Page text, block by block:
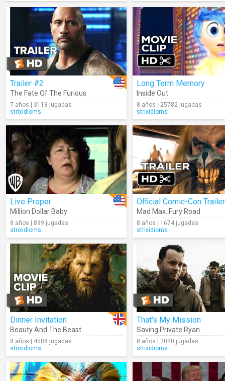
Trailer #2
The Fate Of The Furious
7 años | 3118 jugadas
strixidioms
Long Term Memory
Inside Out
8 años | 25782 jugadas
strixidioms
Live Proper
Million Dollar Baby
8 años | 899 jugadas
strixidioms
Official Comic-Con Trailer
Mad Max: Fury Road
8 años | 1674 jugadas
strixidioms
Dinner Invitation
Beauty And The Beast
8 años | 4588 jugadas
strixidioms
That's My Mission
Saving Private Ryan
8 años | 2040 jugadas
strixidioms